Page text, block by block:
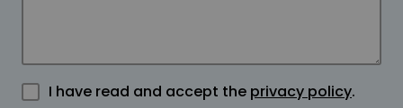
I have read and accept the privacy policy.